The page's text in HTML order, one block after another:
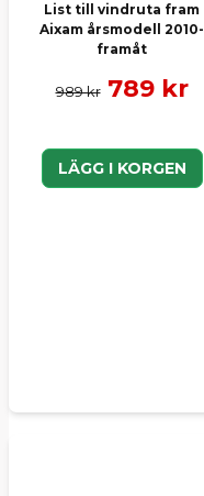
List till vindruta fram
Aixam årsmodell 2010-
framåt
989 kr 789 kr
LÄGG I KORGEN